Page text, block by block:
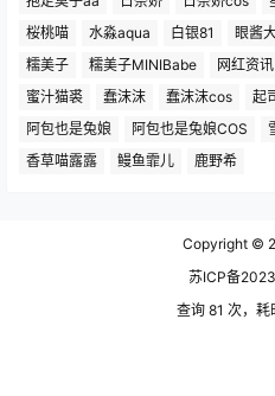
桜桃喵
水淼aqua 白银81 眼酱
糯美子
糯美子MINIBabe 网红资讯
蜜汁猫裘
蠢沫沫 蠢沫沫cos 起
阿包也是兔娘
阿包也是兔娘COS
香草喵露露
鳗鱼霏儿 鹿野希
Copyright ©
苏ICP备
查询 81 次，